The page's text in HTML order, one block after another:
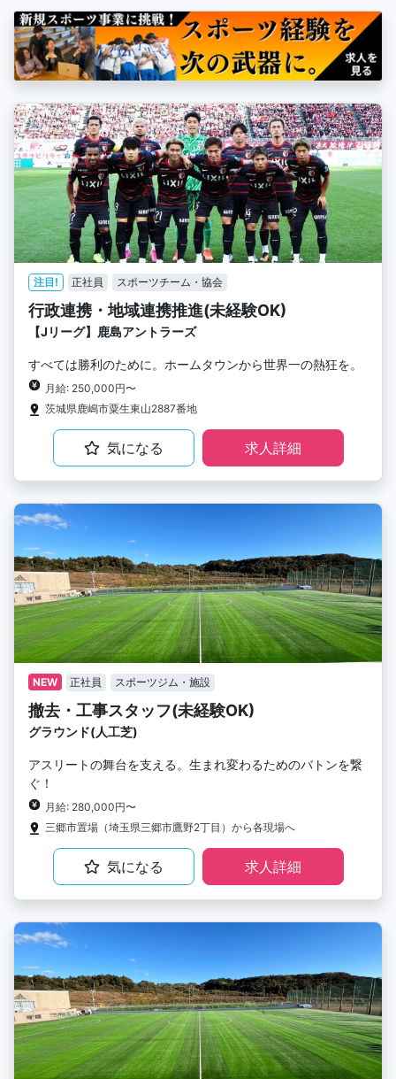
注目! 正社員 スポーツチーム・協会
行政連携・地域連携推進(未経験OK)
【Jリーグ】鹿島アントラーズ
すべては勝利のために。ホームタウンから世界一の熱狂を。
月給: 250,000円〜
茨城県鹿嶋市粟生東山2887番地
気になる 求人詳細
NEW 正社員 スポーツジム・施設
撤去・工事スタッフ(未経験OK)
グラウンド(人工芝)
アスリートの舞台を支える。生まれ変わるためのバトンを繋
ぐ！
月給: 280,000円〜
三郷市置場（埼玉県三郷市鷹野2丁目）から各現場へ
気になる 求人詳細